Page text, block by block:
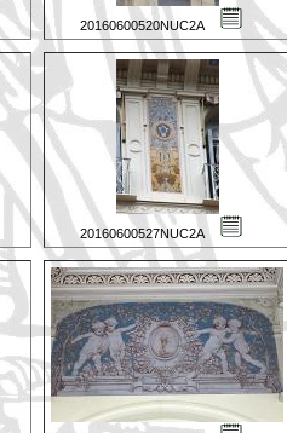
20160600520NUC2A
20160600527NUC2A